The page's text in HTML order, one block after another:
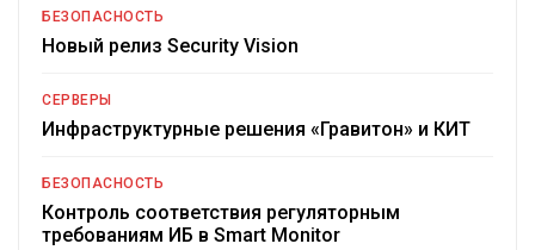
БЕЗОПАСНОСТЬ
Новый релиз Security Vision
СЕРВЕРЫ
Инфраструктурные решения «Гравитон» и КИТ
БЕЗОПАСНОСТЬ
Контроль соответствия регуляторным
требованиям ИБ в Smart Monitor